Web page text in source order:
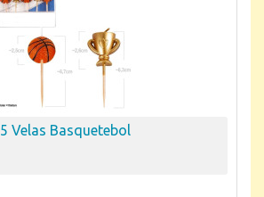
5 Velas Basquetebol